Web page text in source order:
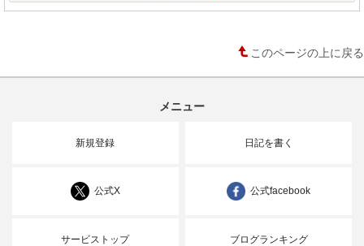
このページの上に戻る
メニュー
新規登録 日記を書く
公式X 公式facebook
サービストップ ブログランキング